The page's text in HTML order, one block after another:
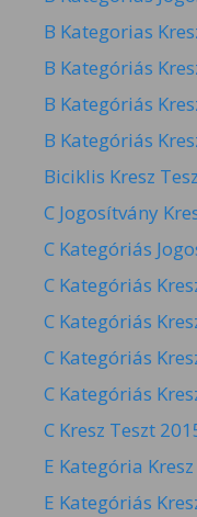
B Kategorias
B Kategóriás
B Kategóriás
B Kategóriás
Biciklis Kresz
C Jogosítvány
C Kategóriás
C Kategóriás
C Kategóriás
C Kategóriás
C Kategóriás
C Kresz Teszt
E Kategória
E Kategóriás